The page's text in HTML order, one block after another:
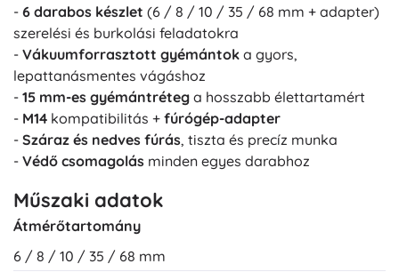
- 6 darabos készlet (6 / 8 / 10 / 35 / 68 mm + adapter)
szerelési és burkolási feladatokra
- Vákuumforrasztott gyémántok a gyors,
lepattanásmentes vágáshoz
- 15 mm-es gyémántréteg a hosszabb élettartamért
- M14 kompatibilitás + fúrógép-adapter
- Száraz és nedves fúrás, tiszta és precíz munka
- Védő csomagolás minden egyes darabhoz
Műszaki adatok
Átmérőtartomány
6 / 8 / 10 / 35 / 68 mm